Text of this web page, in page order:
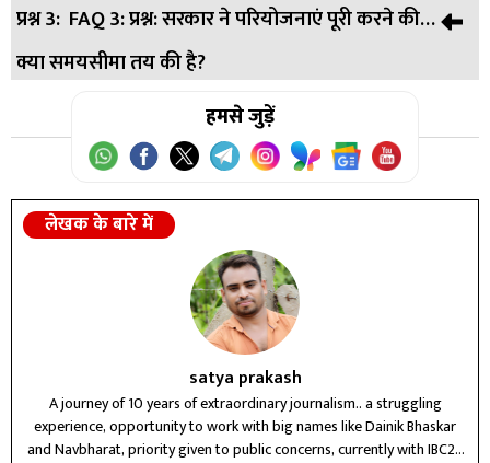
उत्तर: उत्तर: सड़क, पेयजल, गंगा कॉरिडोर और बिजली व्यवस्था सुधार
पर विशेष काम होगा।
प्रश्न 3: FAQ 3: प्रश्न: सरकार ने परियोजनाएं पूरी करने की
क्या समयसीमा तय की है?
उत्तर: मुख्यमंत्री ने सभी स्थायी परियोजनाएं अक्टूबर 2026 तक
पूरी करने के निर्देश दिए हैं।
हमसे जुड़ें
लेखक के बारे में
satya prakash
A journey of 10 years of extraordinary journalism.. a struggling
experience, opportunity to work with big names like Dainik Bhaskar
and Navbharat, priority given to public concerns, currently with IBC24